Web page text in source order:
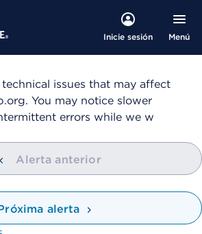
Inicie sesión Menú
issues that may affect
You may notice slower
errors while we w
Alerta anterior
alerta